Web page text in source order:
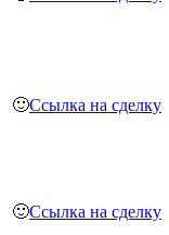
🙂Ссылка на сделку
🙂Ссылка на сделку